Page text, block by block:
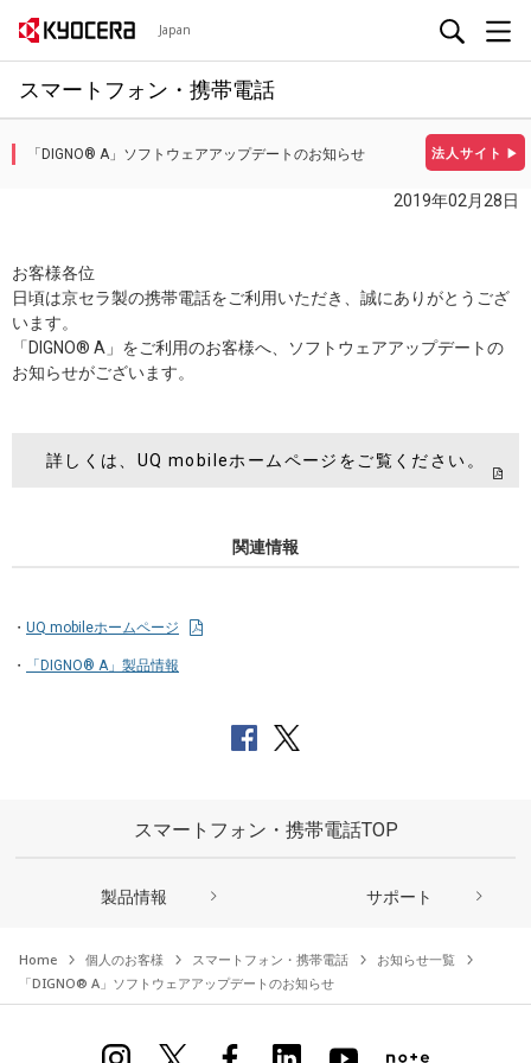
Japan
スマートフォン・携帯電話
法人サイト ▶
「DIGNO® A」ソフトウェアアップデートのお知らせ
2019年02月28日
お客様各位
日頃は京セラ製の携帯電話をご利用いただき、誠にありがとうござ
います。
「DIGNO® A」をご利用のお客様へ、ソフトウェアアップデートの
お知らせがございます。
詳しくは、UQ mobileホームページをご覧ください。
関連情報
UQ mobileホームページ
「DIGNO® A」製品情報
スマートフォン・携帯電話TOP
製品情報 サポート
Home 個人のお客様 スマートフォン・携帯電話
お知らせ一覧
「DIGNO® A」ソフトウェアアップデートのお知らせ